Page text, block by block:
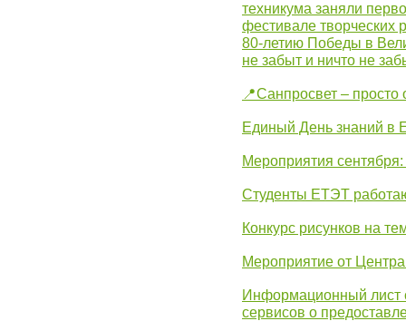
техникума заняли
фестивале
80-летию Победы в
не забыт и ничто не
📍Санпросвет –
Единый День знаний в
Мероприятия
Студенты ЕТЭТ
Конкурс рисунков на
Мероприятие от
Информационный лист
сервисов о